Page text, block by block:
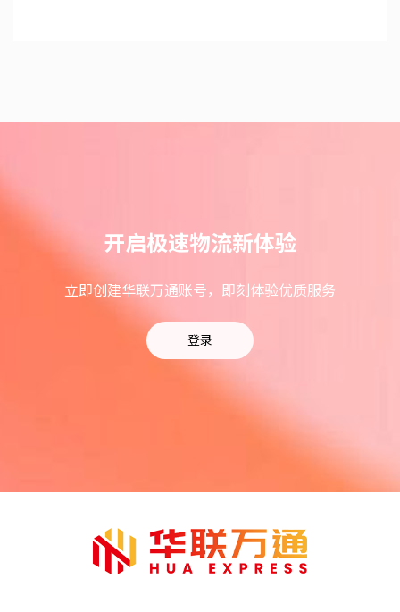
开启极速物流新体验
立即创建华联万通账号，即刻体验优质服务
登录